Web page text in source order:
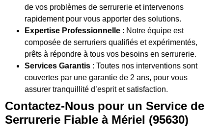
de vos problèmes de serrurerie et intervenons
rapidement pour vous apporter des solutions.
Expertise Professionnelle : Notre équipe est
composée de serruriers qualifiés et expérimentés,
prêts à répondre à tous vos besoins en serrurerie.
Services Garantis : Toutes nos interventions sont
couvertes par une garantie de 2 ans, pour vous
assurer tranquillité d’esprit et satisfaction.
Contactez-Nous pour un Service de
Serrurerie Fiable à Mériel (95630)